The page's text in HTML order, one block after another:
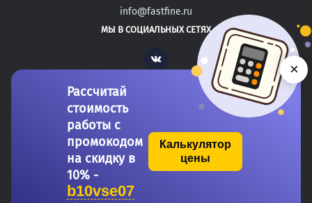
ВОЛГОГРАД
ВОЛОГДА
info@fastfine.ru
МЫ В СОЦИАЛЬНЫХ СЕТЯХ
Vk
Copyright 2011-2026 FastFine.ru
Рассчитай
стоимость
работы с
промокодом
на скидку в
10% -
b10vse07
Калькулятор
цены
×